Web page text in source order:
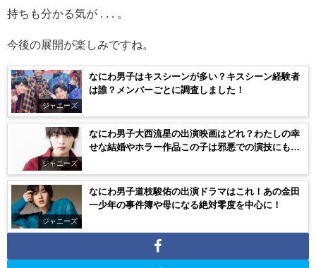
持ちも分かる気が . . . 。
今後の展開が楽しみですね。
ジャニーズ
なにわ男子はキスシーンが多い？キスシーン経験者
は誰？メンバーごとに調査しました！
ジャニーズ
なにわ男子大西流星の出演映画はどれ？わたしの幸
せな結婚やホラー作品この子は邪悪での演技にも注
ジャニーズ
なにわ男子道枝駿佑の出演ドラマはこれ！あの金田
一少年の事件簿や母になる絶対零度を中心に！